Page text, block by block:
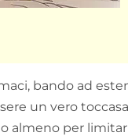
bando ad
un vero
almeno per